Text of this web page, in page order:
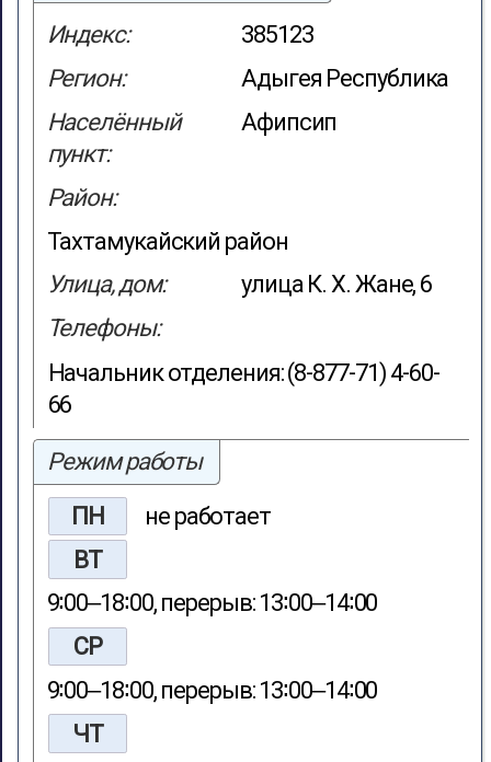
Индекс:
385123
Регион:
Адыгея Республика
Населённый
пункт:
Афипсип
Район:
Тахтамукайский район
Улица, дом:
улица К. Х. Жане, 6
Телефоны:
Начальник отделения: (8-877-71) 4-60-
66
Режим работы
ПН
не работает
ВТ
9∶00‒18∶00, перерыв: 13∶00‒14∶00
СР
9∶00‒18∶00, перерыв: 13∶00‒14∶00
ЧТ